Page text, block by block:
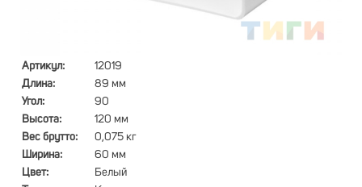
Артикул:
12019
Длина:
89 мм
Угол:
90
Высота:
120 мм
Вес брутто:
0,075 кг
Ширина:
60 мм
Цвет:
Белый